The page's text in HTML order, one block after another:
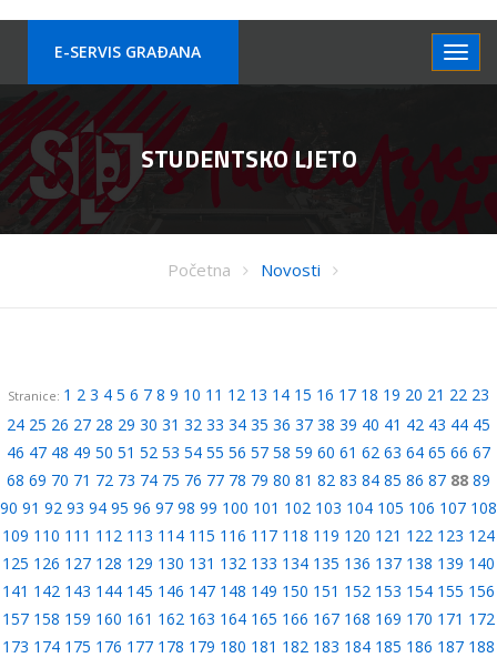
E-SERVIS GRAÐANA
STUDENTSKO LJETO
Početna Novosti
Stranice: 1 2 3 4 5 6 7 8 9 10 11 12 13 14 15 16 17 18 19 20 21 22 23
24 25 26 27 28 29 30 31 32 33 34 35 36 37 38 39 40 41 42 43 44 45
46 47 48 49 50 51 52 53 54 55 56 57 58 59 60 61 62 63 64 65 66 67
68 69 70 71 72 73 74 75 76 77 78 79 80 81 82 83 84 85 86 87 88 89
90 91 92 93 94 95 96 97 98 99 100 101 102 103 104 105 106 107 108
109 110 111 112 113 114 115 116 117 118 119 120 121 122 123 124
125 126 127 128 129 130 131 132 133 134 135 136 137 138 139 140
141 142 143 144 145 146 147 148 149 150 151 152 153 154 155 156
157 158 159 160 161 162 163 164 165 166 167 168 169 170 171 172
173 174 175 176 177 178 179 180 181 182 183 184 185 186 187 188